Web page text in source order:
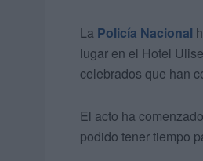
La Policía Nacional
lugar en el Hotel
celebrados que han
El acto ha
podido tener tiempo